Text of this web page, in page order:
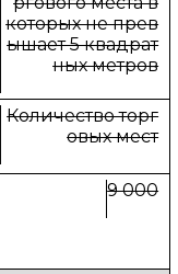
которых не прев
ышает 5 квадрат
ных метров
Количество торг
овых мест
9 000